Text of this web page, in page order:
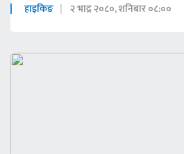
हाइकिङ २ भाद्र २०८०, शनिबार ०८:००